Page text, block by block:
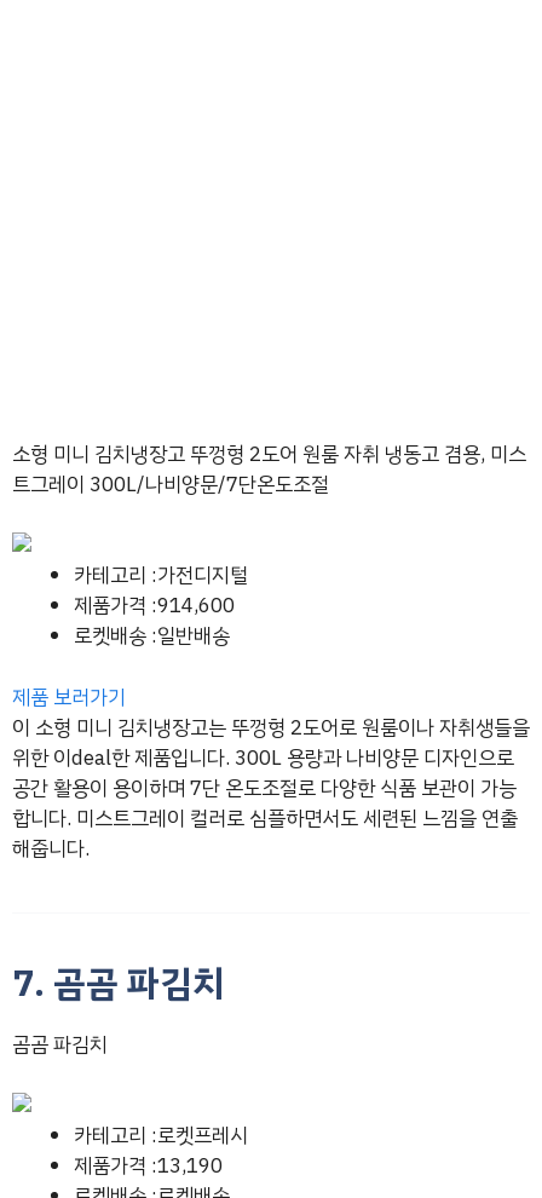
소형 미니 김치냉장고 뚜껑형 2도어 원룸 자취 냉동고 겸용, 미스
트그레이 300L/나비양문/7단온도조절
카테고리 :가전디지털
제품가격 :914,600
로켓배송 :일반배송
제품 보러가기
이 소형 미니 김치냉장고는 뚜껑형 2도어로 원룸이나 자취생들을
위한 이deal한 제품입니다. 300L 용량과 나비양문 디자인으로
공간 활용이 용이하며 7단 온도조절로 다양한 식품 보관이 가능
합니다. 미스트그레이 컬러로 심플하면서도 세련된 느낌을 연출
해줍니다.
7. 곰곰 파김치
곰곰 파김치
카테고리 :로켓프레시
제품가격 :13,190